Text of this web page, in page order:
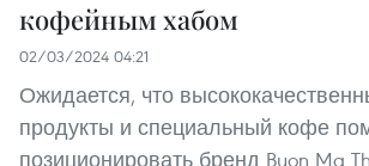
кофейным хабом
02/03/2024 04:21
Ожидается, что
продукты и специальный кофе
позиционировать бренд Buon Ma